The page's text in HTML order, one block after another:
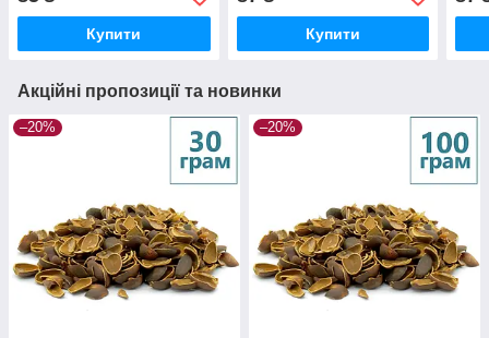
Купити Купити
Акційні пропозиції та новинки
–20% –20%